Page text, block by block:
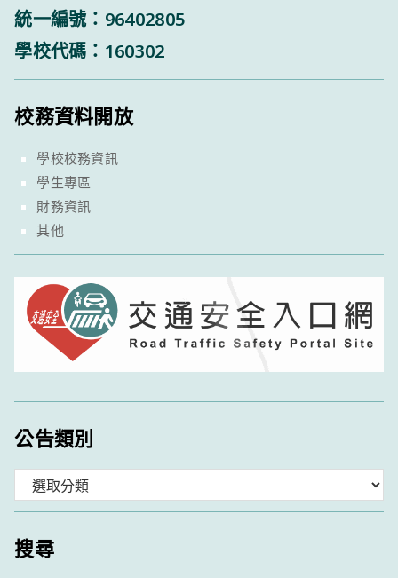
統一編號：96402805
學校代碼：160302
校務資料開放
學校校務資訊
學生專區
財務資訊
其他
公告類別
類
搜尋